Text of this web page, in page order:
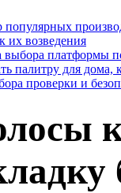
их возведения
выбора платформы
для дома,
проверки и